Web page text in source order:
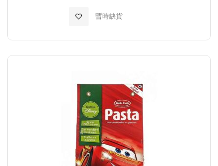
暫時缺貨
加入至願望清單